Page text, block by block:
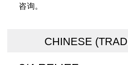
咨询。
CHINESE